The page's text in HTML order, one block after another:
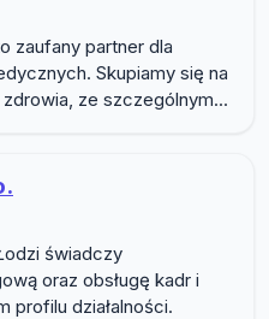
zaufany partner dla
Skupiamy się na
ze szczególnym...
świadczy
oraz obsługę kadr i
profilu działalności.